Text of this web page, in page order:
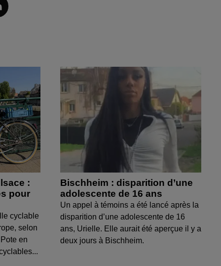
:
pour
cyclable
selon
en
Bischheim : disparition d’une
adolescente de 16 ans
Un appel à témoins a été lancé après la
disparition d’une adolescente de 16
ans, Urielle. Elle aurait été aperçue il y a
deux jours à Bischheim.